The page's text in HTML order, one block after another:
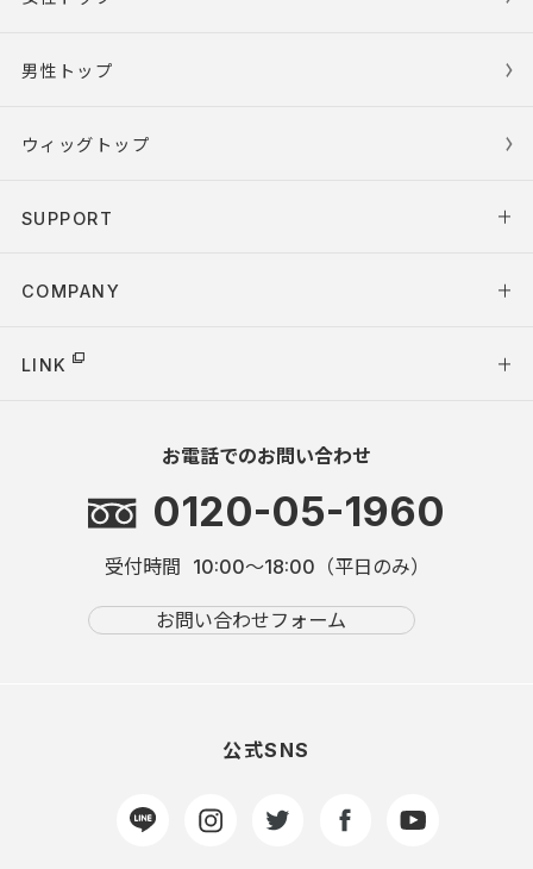
男性トップ
ウィッグトップ
SUPPORT
COMPANY
LINK
お電話でのお問い合わせ
0120-05-1960
受付時間 10:00～18:00（平日のみ）
お問い合わせフォーム
公式SNS